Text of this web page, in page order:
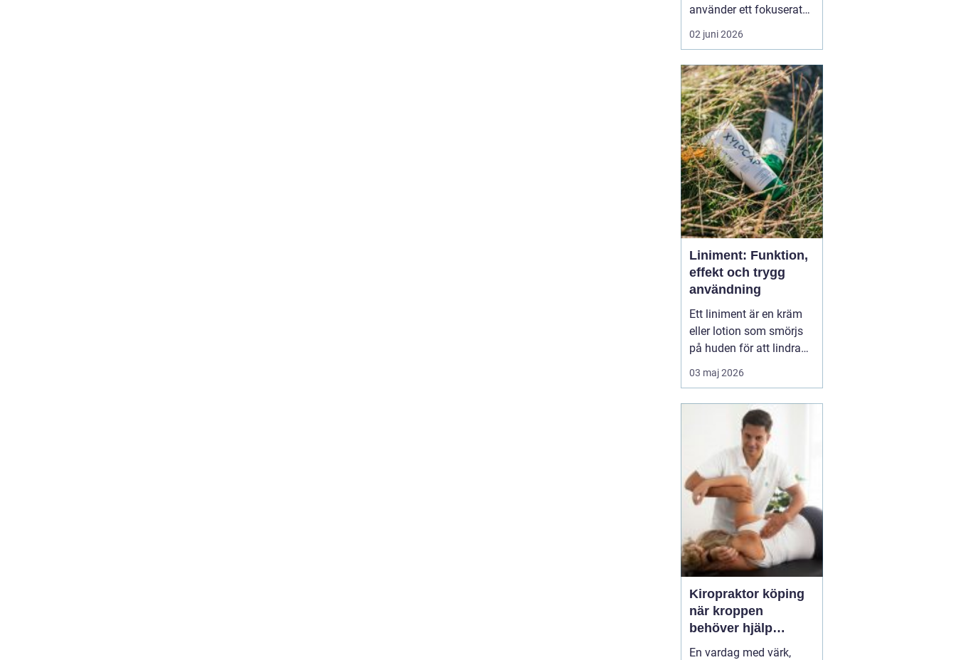
använder ett fokuserat
och avslappnat
sinnestillstånd för att
undermedvetna. Genom
att kombinera
samtalsterapi med
hypnos kan människor
förändra reaktioner,
känslor och beteenden
som läng...
02 juni 2026
Liniment: Funktion,
effekt och trygg
användning
Ett liniment är en kräm
eller lotion som smörjs
på huden för att lindra
muskelvärk, stelhet och
ibland också ledbesvär.
ämnen som stimulerar
blodcirkulationen och
03 maj 2026
Kiropraktor köping
när kroppen
behöver hjälp
tillbaka
En vardag med värk,